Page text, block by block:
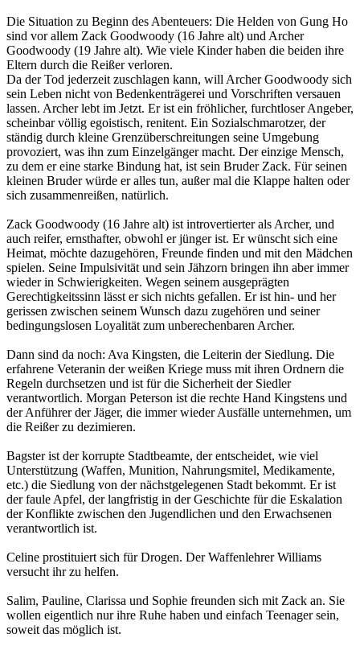
Die Situation zu Beginn des Abenteuers: Die Helden von Gung Ho
sind vor allem Zack Goodwoody (16 Jahre alt) und Archer
Goodwoody (19 Jahre alt). Wie viele Kinder haben die beiden ihre
Eltern durch die Reißer verloren.
Da der Tod jederzeit zuschlagen kann, will Archer Goodwoody sich
sein Leben nicht von Bedenkenträgerei und Vorschriften versauen
lassen. Archer lebt im Jetzt. Er ist ein fröhlicher, furchtloser Angeber,
scheinbar völlig egoistisch, renitent. Ein Sozialschmarotzer, der
ständig durch kleine Grenzüberschreitungen seine Umgebung
provoziert, was ihn zum Einzelgänger macht. Der einzige Mensch,
zu dem er eine starke Bindung hat, ist sein Bruder Zack. Für seinen
kleinen Bruder würde er alles tun, außer mal die Klappe halten oder
sich zusammenreißen, natürlich.
Zack Goodwoody (16 Jahre alt) ist introvertierter als Archer, und
auch reifer, ernsthafter, obwohl er jünger ist. Er wünscht sich eine
Heimat, möchte dazugehören, Freunde finden und mit den Mädchen
spielen. Seine Impulsivität und sein Jähzorn bringen ihn aber immer
wieder in Schwierigkeiten. Wegen seinem ausgeprägten
Gerechtigkeitssinn lässt er sich nichts gefallen. Er ist hin- und her
gerissen zwischen seinem Wunsch dazu zugehören und seiner
bedingungslosen Loyalität zum unberechenbaren Archer.
Dann sind da noch: Ava Kingsten, die Leiterin der Siedlung. Die
erfahrene Veteranin der weißen Kriege muss mit ihren Ordnern die
Regeln durchsetzen und ist für die Sicherheit der Siedler
verantwortlich. Morgan Peterson ist die rechte Hand Kingstens und
der Anführer der Jäger, die immer wieder Ausfälle unternehmen, um
die Reißer zu dezimieren.
Bagster ist der korrupte Stadtbeamte, der entscheidet, wie viel
Unterstützung (Waffen, Munition, Nahrungsmitel, Medikamente,
etc.) die Siedlung von der nächstgelegenen Stadt bekommt. Er ist
der faule Apfel, der langfristig in der Geschichte für die Eskalation
der Konflikte zwischen den Jugendlichen und den Erwachsenen
verantwortlich ist.
Celine prostituiert sich für Drogen. Der Waffenlehrer Williams
versucht ihr zu helfen.
Salim, Pauline, Clarissa und Sophie freunden sich mit Zack an. Sie
wollen eigentlich nur ihre Ruhe haben und einfach Teenager sein,
soweit das möglich ist.